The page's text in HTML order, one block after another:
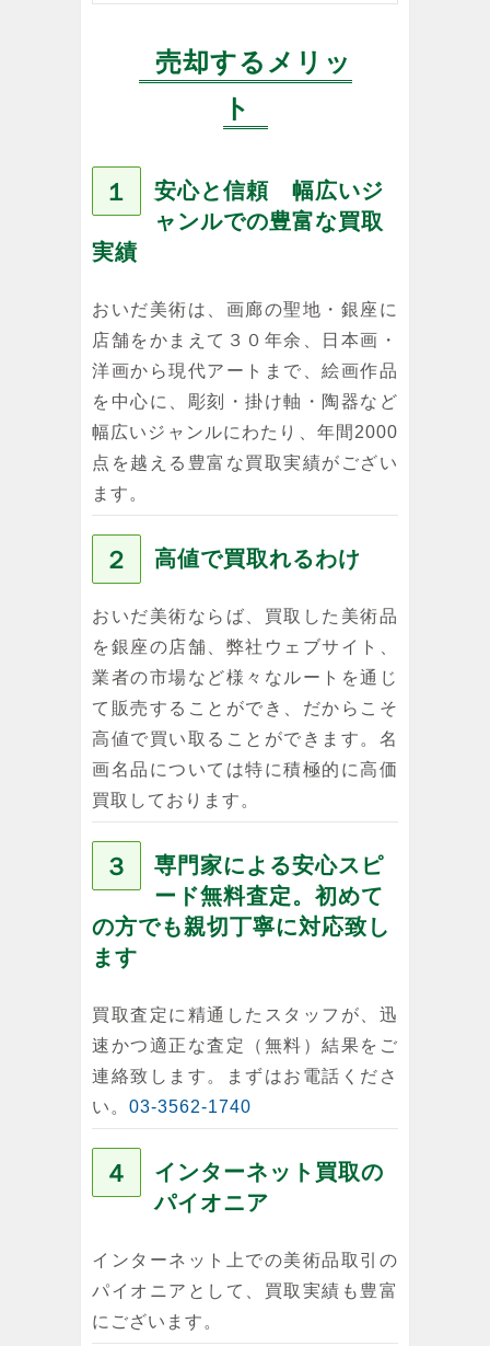
売却するメリッ
ト
１
安心と信頼 幅広いジ
ャンルでの豊富な買取
実績
おいだ美術は、画廊の聖地・銀座に
店舗をかまえて３０年余、日本画・
洋画から現代アートまで、絵画作品
を中心に、彫刻・掛け軸・陶器など
幅広いジャンルにわたり、年間2000
点を越える豊富な買取実績がござい
ます。
２ 高値で買取れるわけ
おいだ美術ならば、買取した美術品
を銀座の店舗、弊社ウェブサイト、
業者の市場など様々なルートを通じ
て販売することができ、だからこそ
高値で買い取ることができます。名
画名品については特に積極的に高価
買取しております。
３
専門家による安心スピ
ード無料査定。初めて
の方でも親切丁寧に対応致し
ます
買取査定に精通したスタッフが、迅
速かつ適正な査定（無料）結果をご
連絡致します。まずはお電話くださ
い。 03-3562-1740
４
インターネット買取の
パイオニア
インターネット上での美術品取引の
パイオニアとして、買取実績も豊富
にございます。